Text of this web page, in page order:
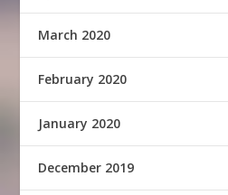
March 2020
February 2020
January 2020
December 2019